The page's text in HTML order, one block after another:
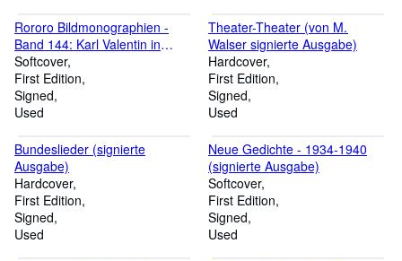
Rororo Bildmonographien -
Band 144: Karl Valentin in
Selbstzeugnissen und
Bilddokumenten (von M.
Schulte signiert)
Softcover
First Edition
Signed
Used
Theater-Theater (von M.
Walser signierte Ausgabe)
Hardcover
First Edition
Signed
Used
Bundeslieder (signierte
Ausgabe)
Hardcover
First Edition
Signed
Used
Neue Gedichte - 1934-1940
(signierte Ausgabe)
Softcover
First Edition
Signed
Used